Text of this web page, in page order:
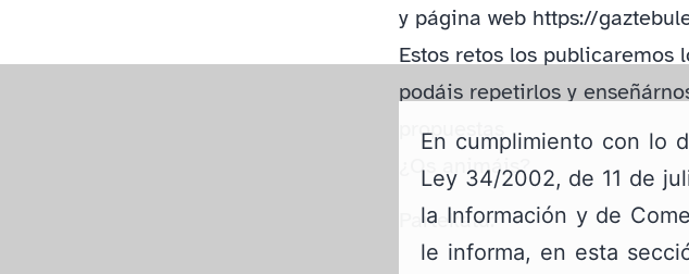
y página web https://
Estos retos los publicaremos
podáis repetirlos y
propuestas
¿Os animáis?
Partekatu:
En cumplimiento con lo
Ley 34/2002, de 11 de
la Información y de
le informa, en esta